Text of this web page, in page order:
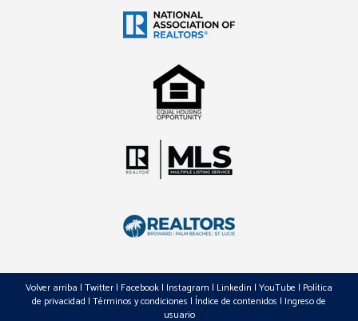
Volver arriba | Twitter | Facebook | Instagram | Linkedin | YouTube | Política
de privacidad | Términos y condiciones | Índice de contenidos | Ingreso de
usuario